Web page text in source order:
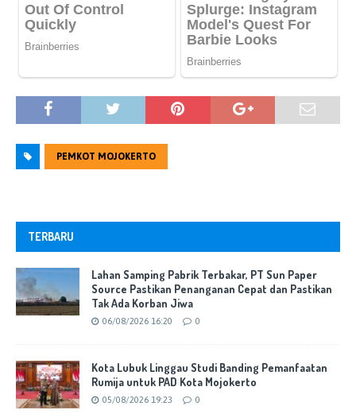
PEMKOT MOJOKERTO
TERBARU
Lahan Samping Pabrik Terbakar, PT Sun Paper
Source Pastikan Penanganan Cepat dan Pastikan
Tak Ada Korban Jiwa
06/08/2026 16:20 0
Kota Lubuk Linggau Studi Banding Pemanfaatan
Rumija untuk PAD Kota Mojokerto
05/08/2026 19:23 0